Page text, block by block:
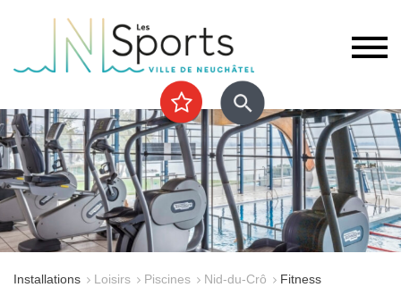
Installations Loisirs Piscines Nid-du-Crô Fitness